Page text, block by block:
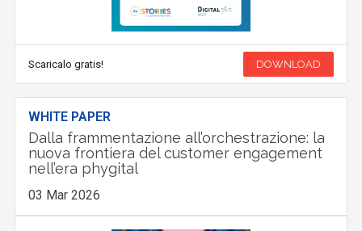
Scaricalo gratis! DOWNLOAD
WHITE PAPER
Dalla frammentazione all’orchestrazione: la
nuova frontiera del customer engagement
nell’era phygital
03 Mar 2026